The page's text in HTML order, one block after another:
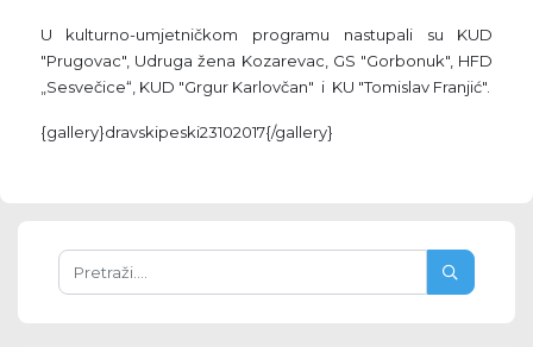
U kulturno-umjetničkom programu nastupali su KUD
"Prugovac", Udruga žena Kozarevac, GS "Gorbonuk", HFD
„Sesvečice“, KUD "Grgur Karlovčan" i KU "Tomislav Franjić".
{gallery}dravskipeski23102017{/gallery}